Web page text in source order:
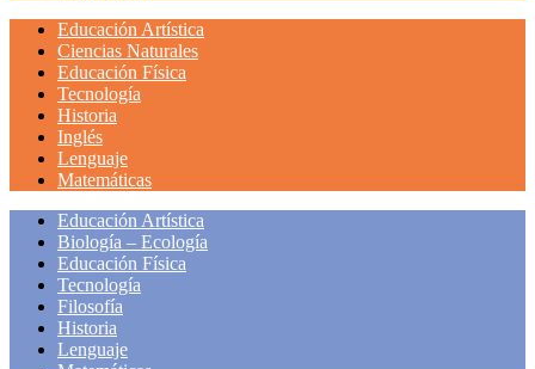
Educación Artística
Ciencias Naturales
Educación Física
Tecnología
Historia
Inglés
Lenguaje
Matemáticas
Educación Artística
Biología – Ecología
Educación Física
Tecnología
Filosofía
Historia
Lenguaje